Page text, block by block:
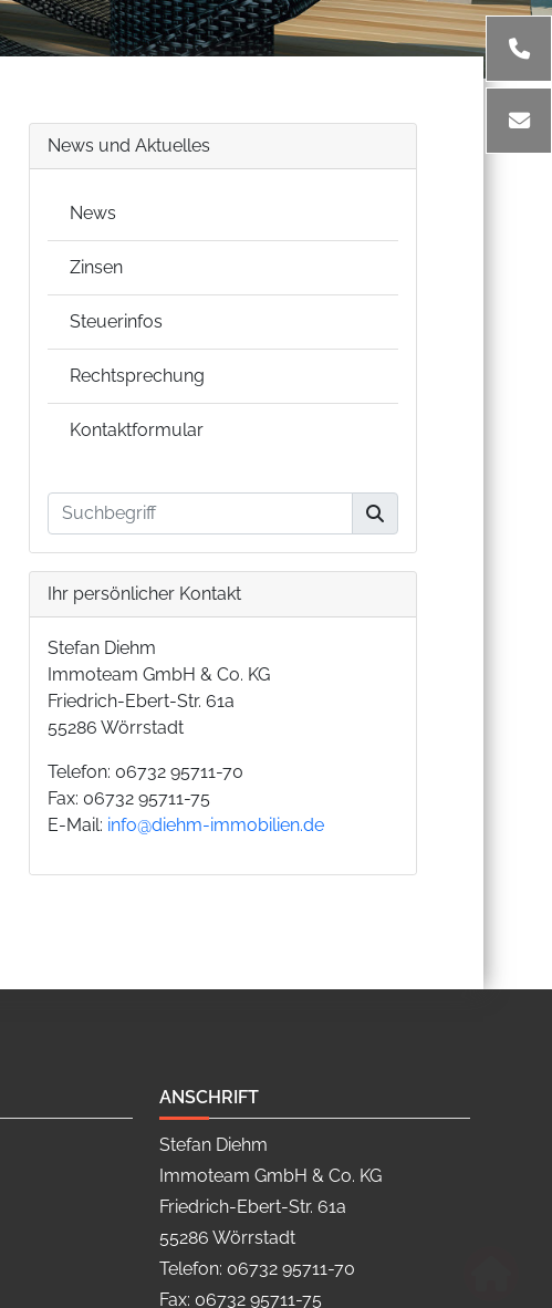
News und Aktuelles
News
Zinsen
Steuerinfos
Rechtsprechung
Kontaktformular
Ihr persönlicher Kontakt
Stefan Diehm
Immoteam GmbH & Co. KG
Friedrich-Ebert-Str. 61a
55286 Wörrstadt
Telefon: 06732 95711-70
Fax: 06732 95711-75
E-Mail: info@diehm-immobilien.de
ANSCHRIFT
Stefan Diehm
Immoteam GmbH & Co. KG
Friedrich-Ebert-Str. 61a
55286 Wörrstadt
Telefon: 06732 95711-70
Fax: 06732 95711-75